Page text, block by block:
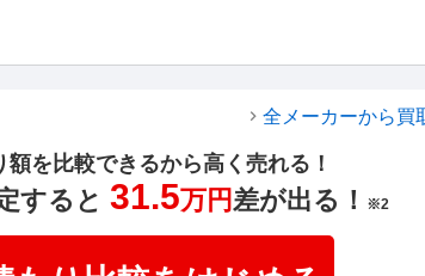
全メーカーから買
を比較できるから高く売れる！
すると 31.5万円差が出る！ ※2